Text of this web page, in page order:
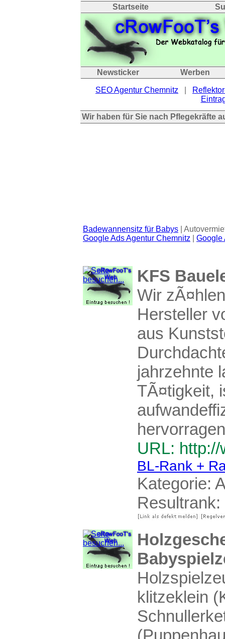
Startseite
Newsticker Werben
SEO Agentur Chemnitz
Wir haben für Sie nach Pflegekräfte
Badewannensitz für Babys |
Google Ads Agentur Chemnitz
Google
KFS
Wir
Hersteller
aus
jahrzehnte
TÃ¤tigkeit,
URL:
BL-Rank +
Kategorie:
Resultrank:
klitzeklein